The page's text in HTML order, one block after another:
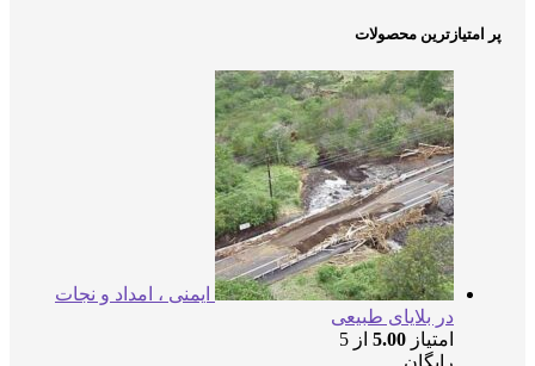
محصولات
ایمنی ، امداد و نجات
در بلایای طبیعی
5.00از 5